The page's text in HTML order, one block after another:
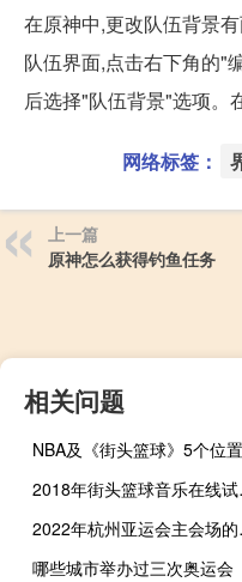
在原神中,更改队伍背景
队伍界面,点击右下角的"
后选择"队伍背景"选项。
网络标签：
上一篇
原神怎么获得钓鱼任务
相关问题
哪些城市举办过三次奥运会